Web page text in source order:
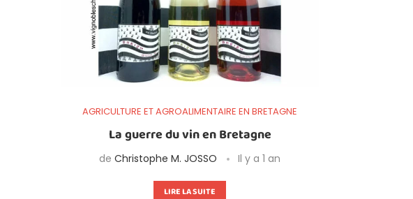
AGRICULTURE ET AGROALIMENTAIRE EN BRETAGNE
La guerre du vin en Bretagne
de Christophe M. JOSSO Il y a 1 an
LIRE LA SUITE